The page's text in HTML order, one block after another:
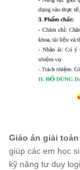
Giáo án giải
giúp các em học
kỹ năng tư duy